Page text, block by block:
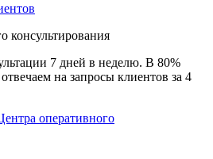
консультирования
7 дней в неделю. В 80%
на запросы клиентов за 4
оперативного